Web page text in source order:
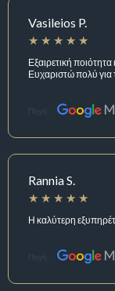
Vasileios P.
Εξαιρετική
Ευχαριστώ πολύ
Πηγή:
Rannia S.
Η καλύτερη
Πηγή: